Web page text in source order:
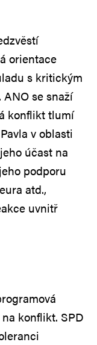
orientace
s kritickým
se snaží
konflikt tlumí
v oblasti
účast na
podporu
atd.,
uvnitř
konflikt. SPD